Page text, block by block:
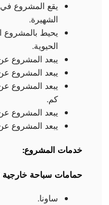
يقع المشروع في
الشهيرة.
يحيط بالمشروع
الحيوية.
يبعد المشروع عن
يبعد المشروع عن
كم.
يبعد المشروع عن
يبعد المشروع عن
خدمات المشروع:
حمامات سباحة خارجية
ساونا.